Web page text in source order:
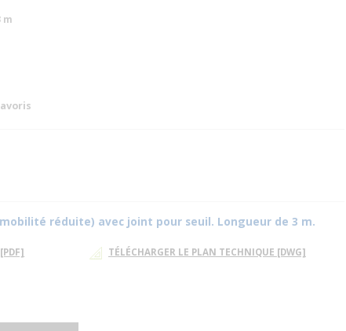
m
réduite) avec joint pour seuil. Longueur de 3 m.
TÉLÉCHARGER LE PLAN TECHNIQUE [DWG]